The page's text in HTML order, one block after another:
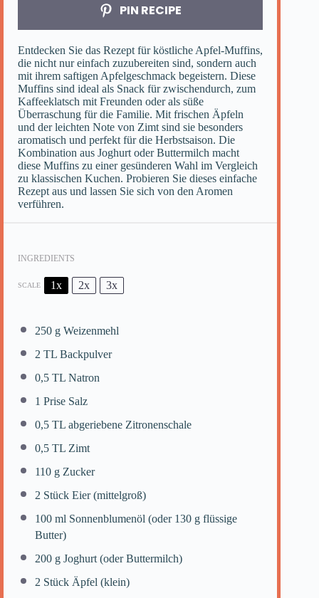
PIN RECIPE
Entdecken Sie das Rezept für köstliche Apfel-Muffins,
die nicht nur einfach zuzubereiten sind, sondern auch
mit ihrem saftigen Apfelgeschmack begeistern. Diese
Muffins sind ideal als Snack für zwischendurch, zum
Kaffeeklatsch mit Freunden oder als süße
Überraschung für die Familie. Mit frischen Äpfeln
und der leichten Note von Zimt sind sie besonders
aromatisch und perfekt für die Herbstsaison. Die
Kombination aus Joghurt oder Buttermilch macht
diese Muffins zu einer gesünderen Wahl im Vergleich
zu klassischen Kuchen. Probieren Sie dieses einfache
Rezept aus und lassen Sie sich von den Aromen
verführen.
INGREDIENTS
SCALE 1x 2x 3x
250 g Weizenmehl
2 TL Backpulver
0,5 TL Natron
1 Prise Salz
0,5 TL abgeriebene Zitronenschale
0,5 TL Zimt
110 g Zucker
2 Stück Eier (mittelgroß)
100 ml Sonnenblumenöl (oder 130 g flüssige
Butter)
200 g Joghurt (oder Buttermilch)
2 Stück Äpfel (klein)